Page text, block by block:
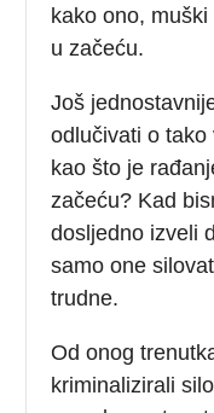
kako ono, muški
u začeću.
Još
odlučivati o
kao što je
začeću? Kad
dosljedno izveli
samo one
trudne.
Od onog
kriminalizirali